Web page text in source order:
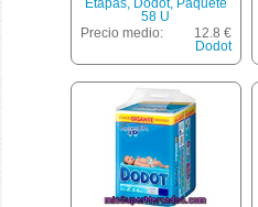
Etapas, Dodot, Paquete
58 U
Precio medio:
12.8 €
Dodot